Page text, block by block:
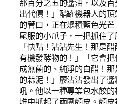
那百分之五的醬油，以及
出代價！」醋罐機器人的
的管口，正在聚積藍色光
尾服的小爪子，一把抓住
「快點！沾沾先生！那是
有機發酵物的！」「它會
成無菌的、純淨的白醋！
的蒜泥！」廖沾沾發出了
吼。他以一種專業包水餃